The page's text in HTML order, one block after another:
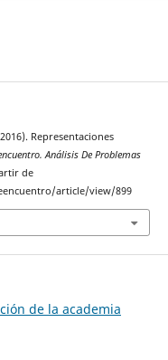
Representaciones
Análisis De Problemas
de
article/view/899
de la academia